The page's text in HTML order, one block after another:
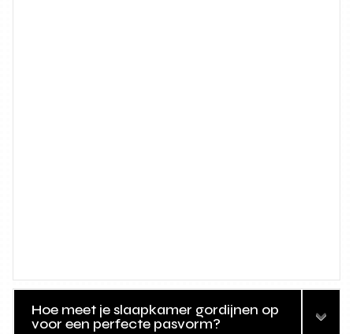
Hoe meet je slaapkamer gordijnen op
voor een perfecte pasvorm?